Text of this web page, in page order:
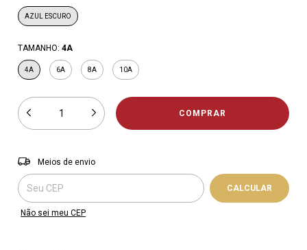
AZUL ESCURO
TAMANHO:4A
4A 6A 8A 10A
Entregas para o CEP:
Meios de envio
CALCULAR
Não sei meu CEP